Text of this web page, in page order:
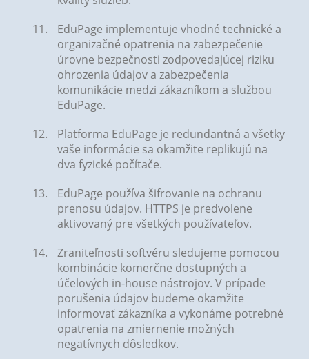
EduPage implementuje vhodné technické a
organizačné opatrenia na zabezpečenie
úrovne bezpečnosti zodpovedajúcej riziku
ohrozenia údajov a zabezpečenia
komunikácie medzi zákazníkom a službou
EduPage.
Platforma EduPage je redundantná a všetky
vaše informácie sa okamžite replikujú na
dva fyzické počítače.
EduPage používa šifrovanie na ochranu
prenosu údajov. HTTPS je predvolene
aktivovaný pre všetkých používateľov.
Zraniteľnosti softvéru sledujeme pomocou
kombinácie komerčne dostupných a
účelových in-house nástrojov. V prípade
porušenia údajov budeme okamžite
informovať zákazníka a vykonáme potrebné
opatrenia na zmiernenie možných
negatívnych dôsledkov.